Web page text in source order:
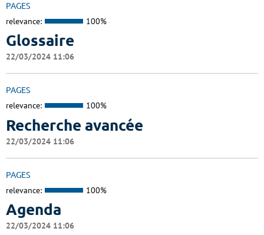
PAGES
relevance: 100%
Glossaire
22/03/2024 11:06
PAGES
relevance: 100%
Recherche avancée
22/03/2024 11:06
PAGES
relevance: 100%
Agenda
22/03/2024 11:06